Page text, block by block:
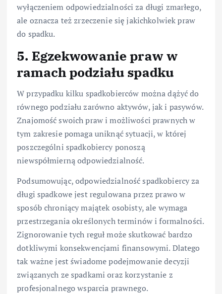
wyłączeniem odpowiedzialności za długi zmarłego,
ale oznacza też zrzeczenie się jakichkolwiek praw
do spadku.
5. Egzekwowanie praw w
ramach podziału spadku
W przypadku kilku spadkobierców można dążyć do
równego podziału zarówno aktywów, jak i pasywów.
Znajomość swoich praw i możliwości prawnych w
tym zakresie pomaga uniknąć sytuacji, w której
poszczególni spadkobiercy ponoszą
niewspółmierną odpowiedzialność.
Podsumowując, odpowiedzialność spadkobiercy za
długi spadkowe jest regulowana przez prawo w
sposób chroniący majątek osobisty, ale wymaga
przestrzegania określonych terminów i formalności.
Zignorowanie tych reguł może skutkować bardzo
dotkliwymi konsekwencjami finansowymi. Dlatego
tak ważne jest świadome podejmowanie decyzji
związanych ze spadkami oraz korzystanie z
profesjonalnego wsparcia prawnego.